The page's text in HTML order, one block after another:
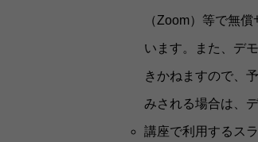
（Zoom）等で無
います。また、デ
きかねますので、
みされる場合は、
講座で利用するス